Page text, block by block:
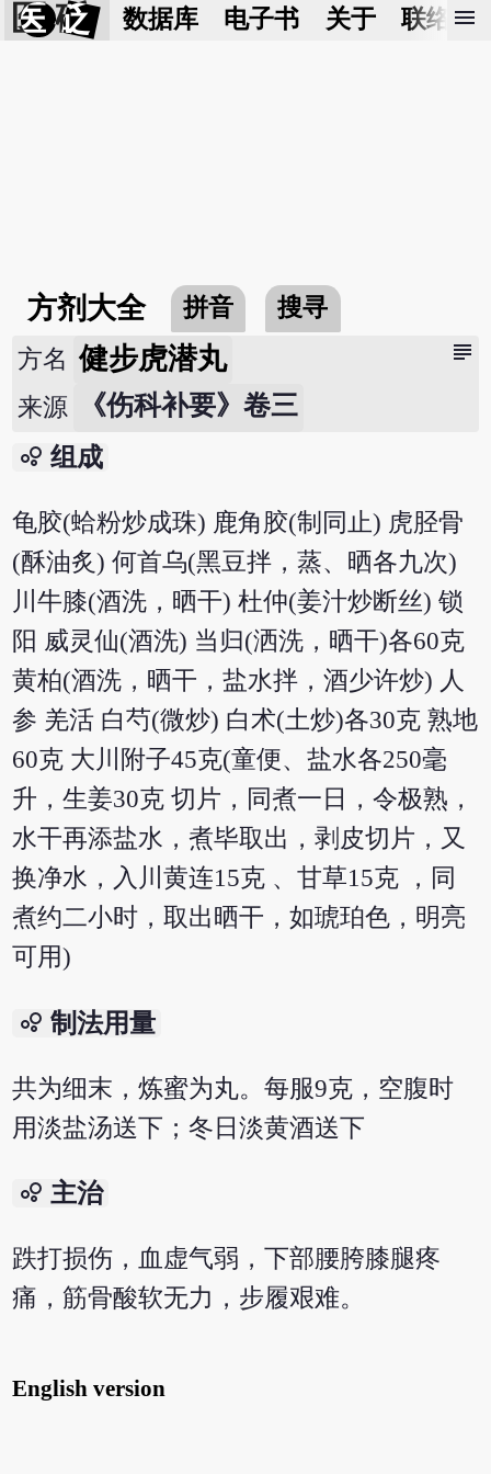
医 砭 数据库 电子书 关于 联络我
menu
方剂大全 拼音 搜寻
subject
方名 健步虎潜丸
来源 《伤科补要》卷三
bubble_chart 组成
龟胶(蛤粉炒成珠) 鹿角胶(制同止) 虎胫骨
(酥油炙) 何首乌(黑豆拌，蒸、晒各九次)
川牛膝(酒洗，晒干) 杜仲(姜汁炒断丝) 锁
阳 威灵仙(酒洗) 当归(洒洗，晒干)各60克
黄柏(酒洗，晒干，盐水拌，酒少许炒) 人
参 羌活 白芍(微炒) 白术(土炒)各30克 熟地
60克 大川附子45克(童便、盐水各250毫
升，生姜30克 切片，同煮一日，令极熟，
水干再添盐水，煮毕取出，剥皮切片，又
换净水，入川黄连15克 、甘草15克 ，同
煮约二小时，取出晒干，如琥珀色，明亮
可用)
bubble_chart 制法用量
共为细末，炼蜜为丸。每服9克，空腹时
用淡盐汤送下；冬日淡黄酒送下
bubble_chart 主治
跌打损伤，血虚气弱，下部腰胯膝腿疼
痛，筋骨酸软无力，步履艰难。
English version